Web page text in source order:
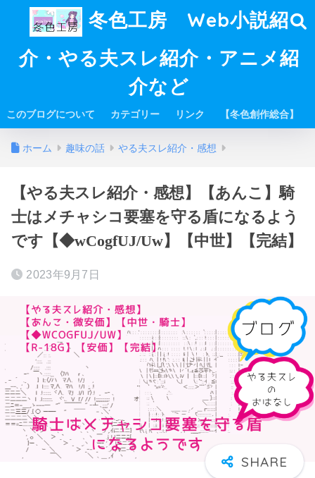
冬色工房 Web小説紹
介・やる夫スレ紹介・アニメ紹
介など
このブログについて カテゴリー リンク 【冬色創作総合】
ホーム 趣味の話 やる夫スレ紹介・感想
【やる夫スレ紹介・感想】【あんこ】騎
士はメチャシコ要塞を守る盾になるよう
です【◆wCogfUJ/Uw】【中世】【完結】
2023年9月7日